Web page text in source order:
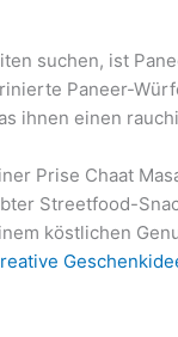
suchen, ist
Paneer-
ihnen einen
Prise Chaat
Streetfood-
köstlichen